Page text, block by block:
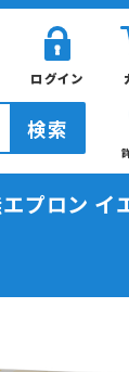
ログイン
検索
プロン イ